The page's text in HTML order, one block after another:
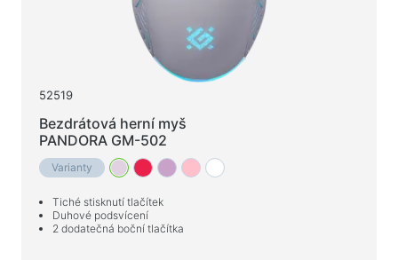
Počítačové komponenty
Zdroj
Počítačové skříně
Ochrana napájení elektřinou
Napěťový chránič
52519
Bezdrátová herní myš
PANDORA GM-502
Varianty
Tiché stisknutí tlačítek
Duhové podsvícení
2 dodatečná boční tlačítka